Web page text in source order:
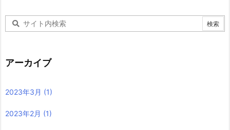
アーカイブ
2023年3月 (1)
2023年2月 (1)